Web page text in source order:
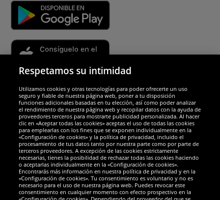
Socios y seguridad
Galardones
Respetamos su intimidad
Utilizamos cookies y otras tecnologías para poder ofrecerte un uso
seguro y fiable de nuestra página web, poner a tu disposición
funciones adicionales basadas en tu elección, así como poder analizar
el rendimiento de nuestra página web y recopilar datos con la ayuda de
proveedores terceros para mostrarte publicidad personalizada. Al hacer
clic en «Aceptar todas las cookies» aceptas el uso de todas las cookies
para emplearlas con los fines que se exponen individualmente en la
«Configuración de cookies» y la política de privacidad, incluido el
procesamiento de tus datos tanto por nuestra parte como por parte de
terceros proveedores. A excepción de las cookies estrictamente
necesarias, tienes la posibilidad de rechazar todas las cookies haciendo
o aceptarlas individualmente en la «Configuración de cookies».
Encontrarás más información en nuestra política de privacidad y en la
«Configuración de cookies». Tu consentimiento es voluntario y no es
necesario para el uso de nuestra página web. Puedes revocar este
consentimiento en cualquier momento con efecto prospectivo en la